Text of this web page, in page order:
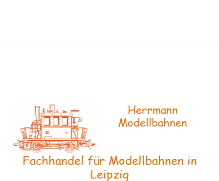
Herrmann
Modellbahnen
Fachhandel für Modellbahnen in
Leipzig